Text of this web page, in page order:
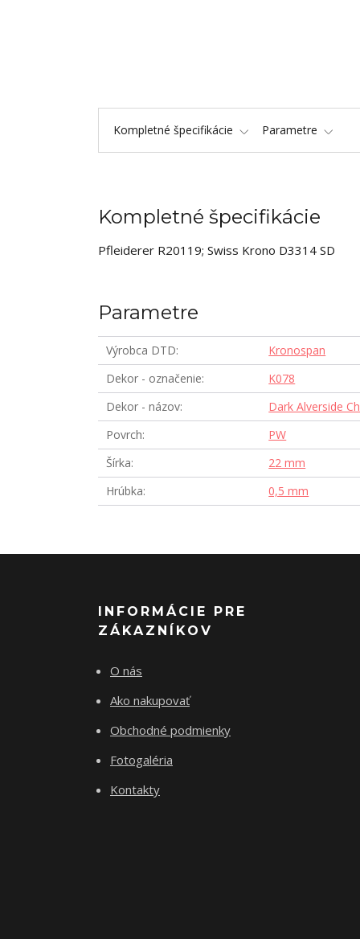
Kompletné špecifikácie Parametre
Kompletné špecifikácie
Pfleiderer R20119; Swiss Krono D3314 SD
Parametre
Výrobca DTD
Kronospan
Dekor - označenie
K078
Dekor - názov
Dark Alverside
Povrch
PW
Šírka
22 mm
Hrúbka
0,5 mm
INFORMÁCIE PRE
ZÁKAZNÍKOV
O nás
Ako nakupovať
Obchodné podmienky
Fotogaléria
Kontakty